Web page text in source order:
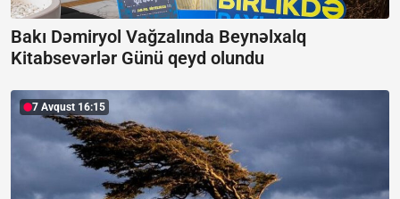
Bakı Dəmiryol Vağzalında Beynəlxalq
Kitabsevərlər Günü qeyd olundu
7 Avqust 16:15